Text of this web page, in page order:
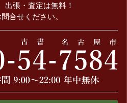
出張・査定は無料！
合せください。